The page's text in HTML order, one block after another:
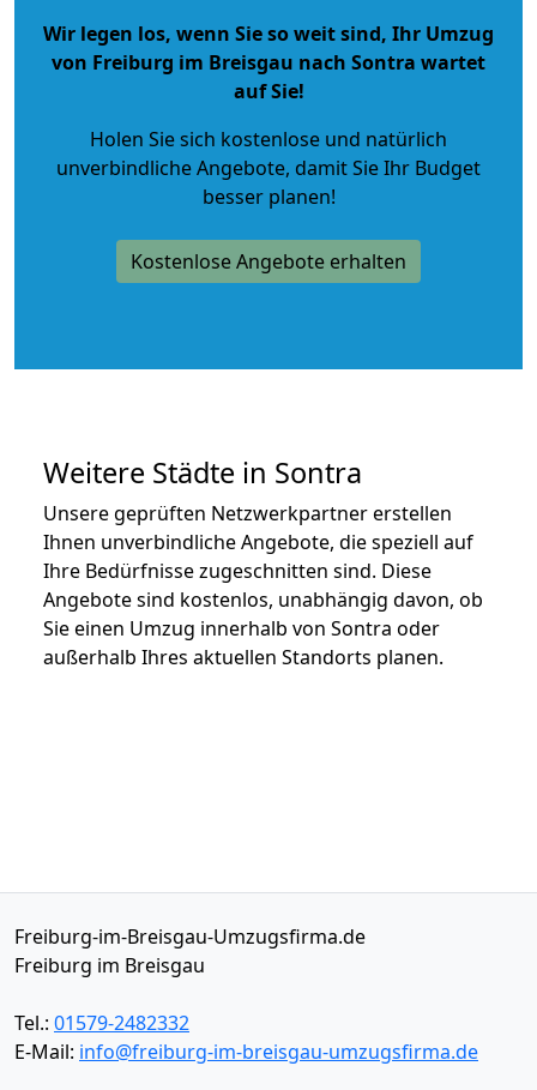
Wir legen los, wenn Sie so weit sind, Ihr Umzug
von Freiburg im Breisgau nach Sontra wartet
auf Sie!
Holen Sie sich kostenlose und natürlich
unverbindliche Angebote, damit Sie Ihr Budget
besser planen!
Kostenlose Angebote erhalten
Weitere Städte in Sontra
Unsere geprüften Netzwerkpartner erstellen
Ihnen unverbindliche Angebote, die speziell auf
Ihre Bedürfnisse zugeschnitten sind. Diese
Angebote sind kostenlos, unabhängig davon, ob
Sie einen Umzug innerhalb von Sontra oder
außerhalb Ihres aktuellen Standorts planen.
Freiburg-im-Breisgau-Umzugsfirma.de
Freiburg im Breisgau
Tel.: 01579-2482332
E-Mail: info@freiburg-im-breisgau-umzugsfirma.de